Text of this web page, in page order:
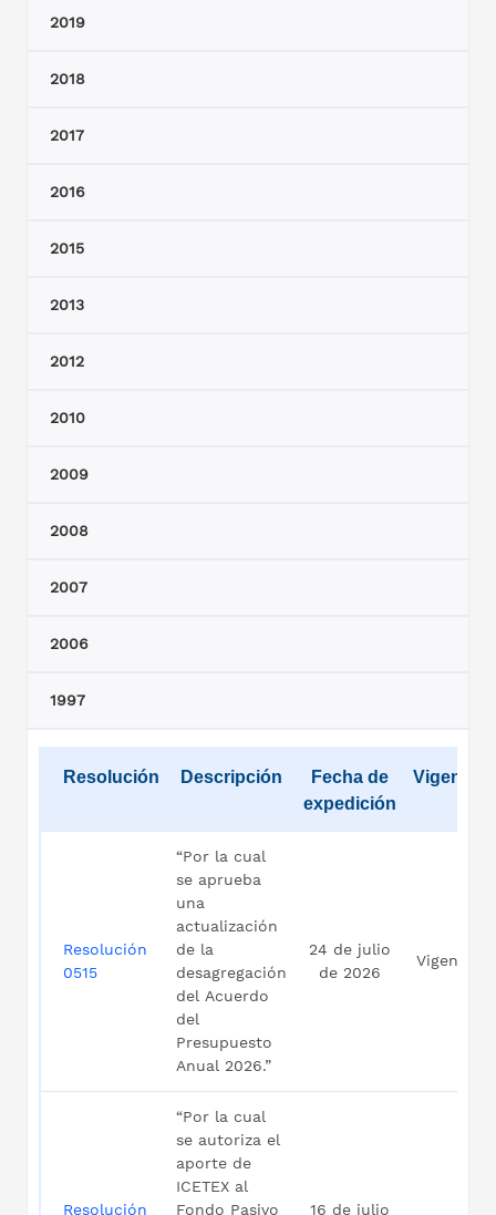
Resolución Descripción
Fecha de
expedición
Vigencia
Resolución
0515
“Por la cual
se aprueba
una
actualización
de la
desagregación
del Acuerdo
del
Presupuesto
Anual 2026.”
24 de julio
de 2026
Vigente
Resolución
“Por la cual
se autoriza el
aporte de
ICETEX al
Fondo Pasivo
16 de julio
2019
2018
2017
2016
2015
2013
2012
2010
2009
2008
2007
2006
1997